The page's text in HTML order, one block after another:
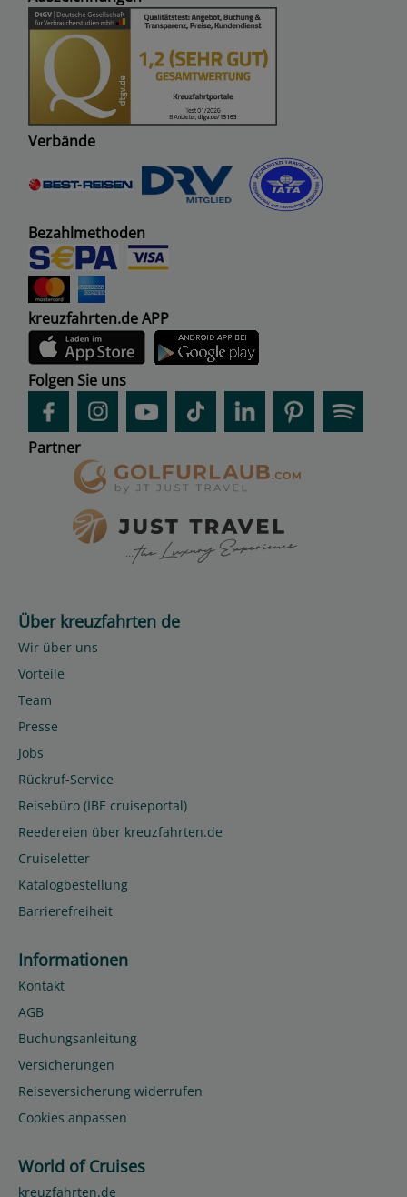
Verbände
Bezahlmethoden
kreuzfahrten.de APP
Folgen Sie uns
Partner
Über kreuzfahrten de
Wir über uns
Vorteile
Team
Presse
Jobs
Rückruf-Service
Reisebüro (IBE cruiseportal)
Reedereien über kreuzfahrten.de
Cruiseletter
Katalogbestellung
Barrierefreiheit
Informationen
Kontakt
AGB
Buchungsanleitung
Versicherungen
Reiseversicherung widerrufen
Cookies anpassen
World of Cruises
kreuzfahrten.de